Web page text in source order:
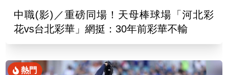
中職(影)／重磅同場！天母棒球場「河北彩
花vs台北彩華」網挺：30年前彩華不輸
熱門